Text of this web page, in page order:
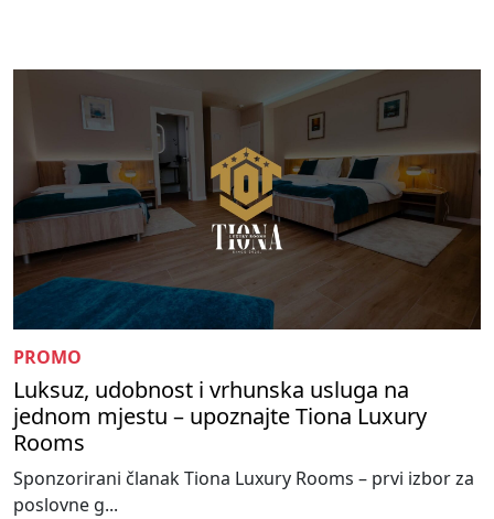
PROMO
Luksuz, udobnost i vrhunska usluga na
jednom mjestu – upoznajte Tiona Luxury
Rooms
Sponzorirani članak Tiona Luxury Rooms – prvi izbor za
poslovne g...